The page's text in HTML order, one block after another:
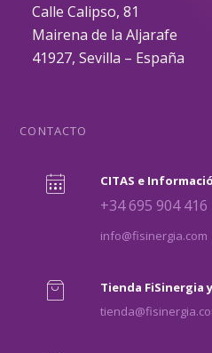
Calle Calipso, 81
Mairena de la Aljarafe
41927, Sevilla – España
CONTACTO
CITAS e
+34 695 904 416
info@fisinergia.com
Tienda FiSinergia